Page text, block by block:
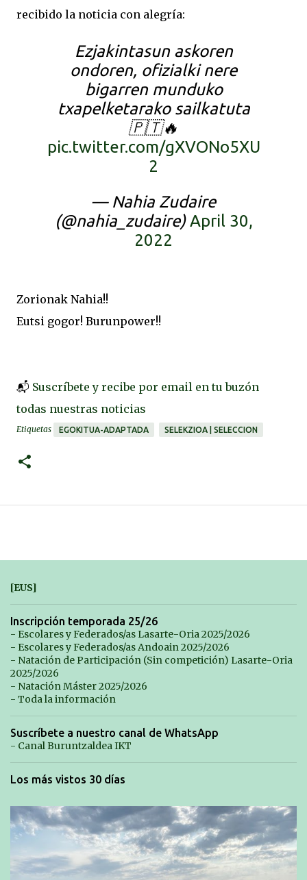
recibido la noticia con alegría:
Ezjakintasun askoren
ondoren, ofizialki nere
bigarren munduko
txapelketarako sailkatuta
🇵🇹🔥
pic.twitter.com/gXVONo5XU
2
— Nahia Zudaire
(@nahia_zudaire)April 30,
2022
Zorionak Nahia!!
Eutsi gogor! Burunpower!!
📬 Suscríbete y recibe por email en tu buzón
todas nuestras noticias
Etiquetas EGOKITUA-ADAPTADA SELEKZIOA | SELECCION
[EUS]
Inscripción temporada 25/26
- Escolares y Federados/as Lasarte-Oria 2025/2026
- Escolares y Federados/as Andoain 2025/2026
- Natación de Participación (Sin competición) Lasarte-Oria
2025/2026
- Natación Máster 2025/2026
- Toda la información
Suscríbete a nuestro canal de WhatsApp
- Canal Buruntzaldea IKT
Los más vistos 30 días